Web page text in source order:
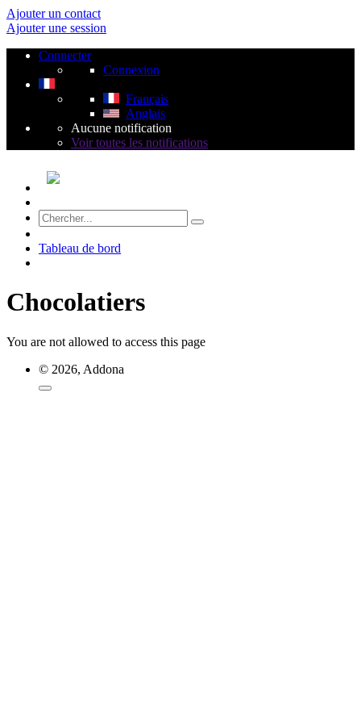
Ajouter un contact
Ajouter une session
Connecter
Connexion
Français
Anglais
Aucune notification
Voir toutes les notifications
Tableau de bord
Chocolatiers
You are not allowed to access this page
© 2026, Addona